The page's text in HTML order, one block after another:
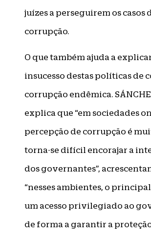
juízes a perseguirem os casos
corrupção.
O que também ajuda a
insucesso destas políticas de
corrupção endêmica.
explica que “em sociedades
percepção de corrupção é
torna-se difícil encorajar a
dos governantes”,
“nesses ambientes, o
um acesso privilegiado ao
de forma a garantir a